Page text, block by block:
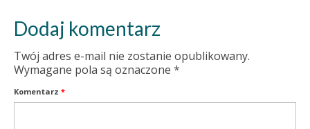
Dodaj komentarz
Twój adres e-mail nie zostanie opublikowany.
Wymagane pola są oznaczone *
Komentarz *